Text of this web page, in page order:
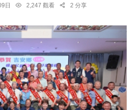
日 2,247 觀看 2 分享